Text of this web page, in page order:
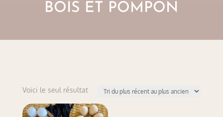
BOIS ET POMPON
Voici le seul résultat